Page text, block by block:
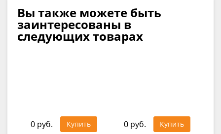
Вы также можете быть
заинтересованы в
следующих товарах
0 руб. Купить 0 руб. Купить